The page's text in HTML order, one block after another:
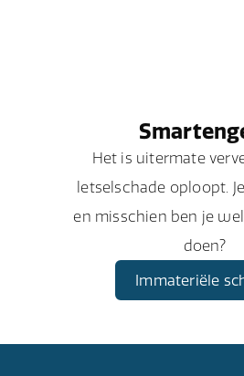
Het is uitermate
letselschade oploopt.
en misschien ben je
doen?
Immateriële